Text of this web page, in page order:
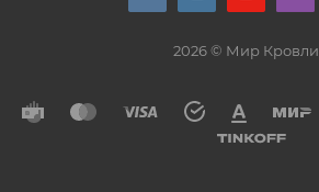
2026 © Мир Кровли